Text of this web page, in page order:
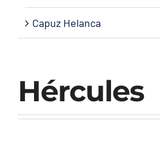
Hércules
Capuz Helanca